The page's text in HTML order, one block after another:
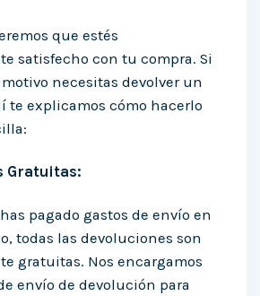
que estés
satisfecho con tu compra. Si
necesitas devolver un
te explicamos cómo hacerlo
Gratuitas:
pagado gastos de envío en
todas las devoluciones son
gratuitas. Nos encargamos
envío de devolución para